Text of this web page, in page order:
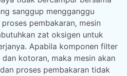
sanggup mengganggu
pembakaran, mesin
zat oksigen untuk
Apabila komponen filter
kotoran, maka mesin akan
proses pembakaran tidak